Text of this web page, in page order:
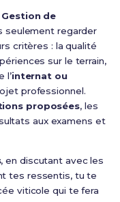
de
seulement regarder
critères : la qualité
sur le terrain,
l’internat ou
professionnel.
proposées, les
aux examens et
, en discutant avec les
tes ressentis, tu te
viticole qui te fera